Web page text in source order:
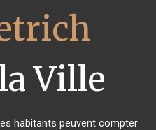
Ville
habitants peuvent compter